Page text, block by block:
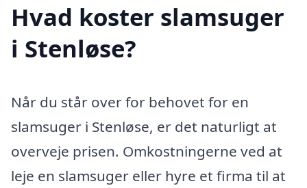
Hvad koster slamsuger
i Stenløse?
Når du står over for behovet for en
slamsuger i Stenløse, er det naturligt at
overveje prisen. Omkostningerne ved at
leje en slamsuger eller hyre et firma til at